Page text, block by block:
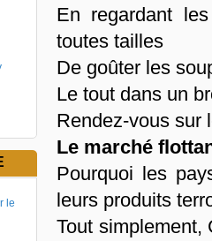
le
En regardant
toutes tailles
De goûter les
Le tout dans un
Rendez-vous sur
Le marché
Pourquoi les
leurs produits
Tout simplement,